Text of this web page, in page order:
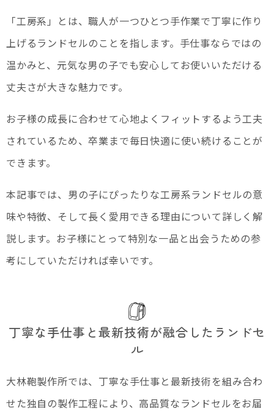
「工房系」とは、職人が一つひとつ手作業で丁寧に作り
上げるランドセルのことを指します。手仕事ならではの
温かみと、元気な男の子でも安心してお使いいただける
丈夫さが大きな魅力です。
お子様の成長に合わせて心地よくフィットするよう工夫
されているため、卒業まで毎日快適に使い続けることが
できます。
本記事では、男の子にぴったりな工房系ランドセルの意
味や特徴、そして長く愛用できる理由について詳しく解
説します。お子様にとって特別な一品と出会うための参
考にしていただければ幸いです。
丁寧な手仕事と最新技術が融合したランドセ
ル
大林鞄製作所では、丁寧な手仕事と最新技術を組み合わ
せた独自の製作工程により、高品質なランドセルをお届